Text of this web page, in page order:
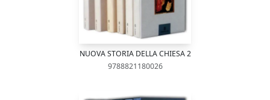
NUOVA STORIA DELLA CHIESA 2
9788821180026